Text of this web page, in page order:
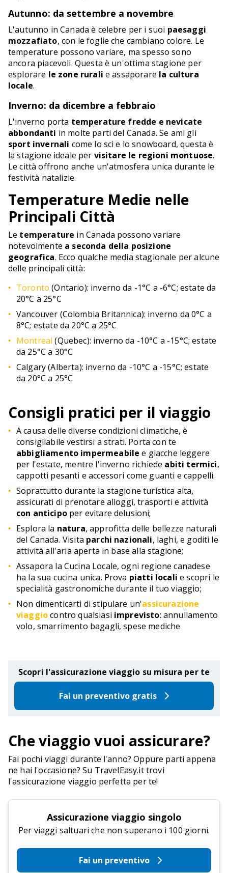
Autunno: da settembre a novembre
L'autunno in Canada è celebre per i suoi paesaggi
mozzafiato, con le foglie che cambiano colore. Le
temperature possono variare, ma spesso sono
ancora piacevoli. Questa è un'ottima stagione per
esplorare le zone rurali e assaporare la cultura
locale.
Inverno: da dicembre a febbraio
L'inverno porta temperature fredde e nevicate
abbondanti in molte parti del Canada. Se ami gli
sport invernali come lo sci e lo snowboard, questa è
la stagione ideale per visitare le regioni montuose.
Le città offrono anche un'atmosfera unica durante le
festività natalizie.
Temperature Medie nelle
Principali Città
Le temperature in Canada possono variare
notevolmente a seconda della posizione
geografica. Ecco qualche media stagionale per alcune
delle principali città:
Toronto (Ontario): inverno da -1°C a -6°C; estate da
20°C a 25°C
Vancouver (Colombia Britannica): inverno da 0°C a
8°C; estate da 20°C a 25°C
Montreal (Quebec): inverno da -10°C a -15°C; estate
da 25°C a 30°C
Calgary (Alberta): inverno da -10°C a -15°C; estate
da 20°C a 25°C
Consigli pratici per il viaggio
A causa delle diverse condizioni climatiche, è
consigliabile vestirsi a strati. Porta con te
abbigliamento impermeabile e giacche leggere
per l'estate, mentre l'inverno richiede abiti termici,
cappotti pesanti e accessori come guanti e cappelli.
Soprattutto durante la stagione turistica alta,
assicurati di prenotare alloggi, trasporti e attività
con anticipoper evitare delusioni;
Esplora la natura, approfitta delle bellezze naturali
del Canada. Visita parchi nazionali, laghi, e goditi le
attività all'aria aperta in base alla stagione;
Assapora la Cucina Locale, ogni regione canadese
ha la sua cucina unica. Prova piatti locali e scopri le
specialità gastronomiche durante il tuo viaggio;
Non dimenticarti di stipulare un'assicurazione
viaggiocontro qualsiasi imprevisto: annullamento
volo, smarrimento bagagli, spese mediche
Scopri l'assicurazione viaggio su misura per te
Fai un preventivo gratis
Che viaggio vuoi assicurare?
Fai pochi viaggi durante l'anno? Oppure parti appena
ne hai l'occasione? Su TravelEasy.it trovi
l'assicurazione viaggio perfetta per te!
Assicurazione viaggio singolo
Per viaggi saltuari che non superano i 100 giorni.
Fai un preventivo